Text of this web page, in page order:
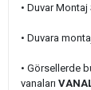
• Duvar Montaj
• Duvara
• Görsellerde
vanaları